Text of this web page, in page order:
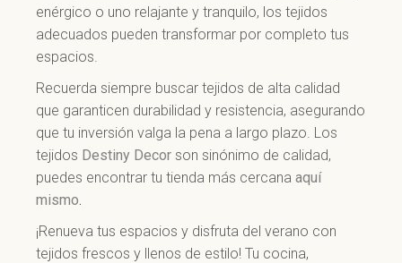
enérgico o uno relajante y tranquilo, los tejidos
adecuados pueden transformar por completo tus
espacios.
Recuerda siempre buscar tejidos de alta calidad
que garanticen durabilidad y resistencia, asegurando
que tu inversión valga la pena a largo plazo. Los
tejidos Destiny Decor son sinónimo de calidad,
puedes encontrar tu tienda más cercana aquí
mismo.
¡Renueva tus espacios y disfruta del verano con
tejidos frescos y llenos de estilo! Tu cocina,